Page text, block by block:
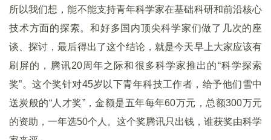
所以我们想，能不能支持青年科学家在基础科研和前沿核心
技术方面的探索。和好多国内顶尖科学家们做了几次的座
谈、探讨，最后得出了这个结论，就是今天早上大家应该有
刷屏的，腾讯20周年之际和很多科学家推出的“科学探索
奖”。这个奖针对45岁以下青年科技工作者，给予他们雪中
送炭般的“人才奖”，金额是五年每年60万元，总额300万元
的资助，一年选50个人。这个奖腾讯只出钱，谁获奖由科学